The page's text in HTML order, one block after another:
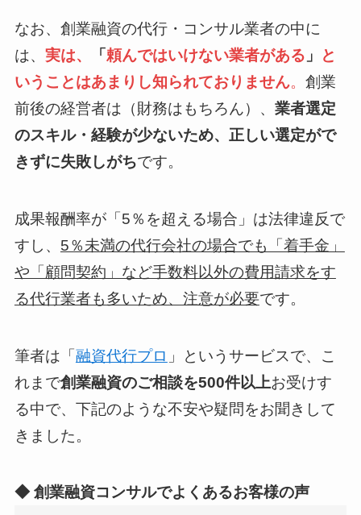
なお、創業融資の代行・コンサル業者の中に
は、 実は、 「 頼んではいけない業者がある 」
と
いうことはあまりし知られておりません。 創業
前後の経営者は（財務はもちろん）、 業者選定
のスキル・経験が少ないため、正しい選定がで
きずに失敗しがちです。
成果報酬率が「5％を超える場合」は法律違反で
すし、 5％未満の代行会社の場合でも「着手金」
や「顧問契約」など手数料以外の費用請求をす
る代行業者も多いため、注意が必要です。
筆者は「融資代行プロ 」というサービスで、こ
れまで創業融資のご相談を500件以上お受けす
る中で、下記のような不安や疑問をお聞きして
きました。
◆ 創業融資コンサルでよくあるお客様の声